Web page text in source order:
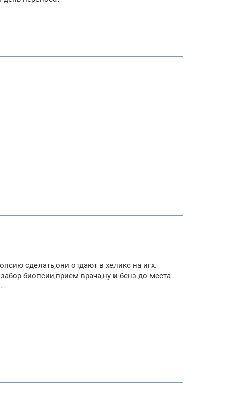
сделать,они отдают в хеликс на игх.
биопсии,прием врача,ну и бенз до места